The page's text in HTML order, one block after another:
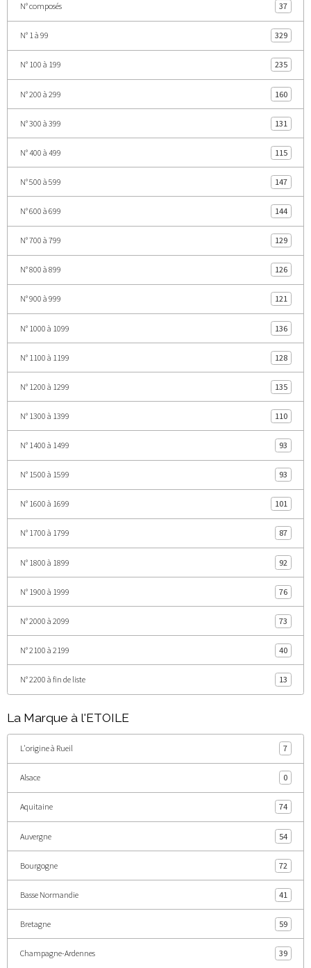
N° composés 37
N° 1 à 99 329
N° 100 à 199 235
N° 200 à 299 160
N° 300 à 399 131
N° 400 à 499 115
N° 500 à 599 147
N° 600 à 699 144
N° 700 à 799 129
N° 800 à 899 126
N° 900 à 999 121
N° 1000 à 1099 136
N° 1100 à 1199 128
N° 1200 à 1299 135
N° 1300 à 1399 110
N° 1400 à 1499 93
N° 1500 à 1599 93
N° 1600 à 1699 101
N° 1700 à 1799 87
N° 1800 à 1899 92
N° 1900 à 1999 76
N° 2000 à 2099 73
N° 2100 à 2199 40
N° 2200 à fin de liste 13
La Marque à l'ETOILE
L'origine à Rueil 7
Alsace 0
Aquitaine 74
Auvergne 54
Bourgogne 72
Basse Normandie 41
Bretagne 59
Champagne-Ardennes 39